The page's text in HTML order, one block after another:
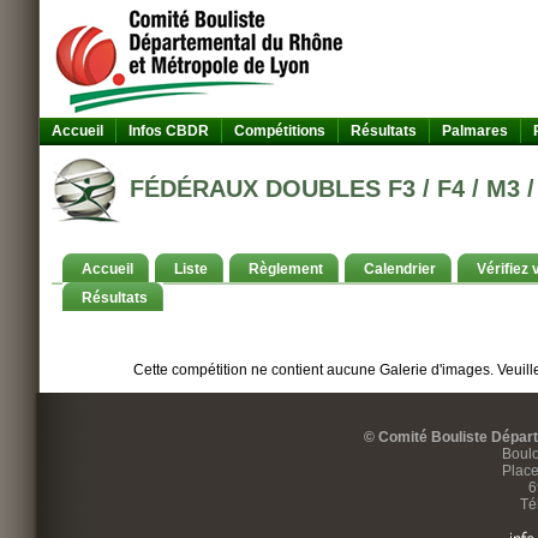
Accueil Infos CBDR Compétitions Résultats Palmares
FÉDÉRAUX DOUBLES F3 / F4 /
Accueil Liste Règlement Calendrier
Vérifiez
Résultats
Cette compétition ne contient aucune Galerie d'images.
© Comité Bouliste